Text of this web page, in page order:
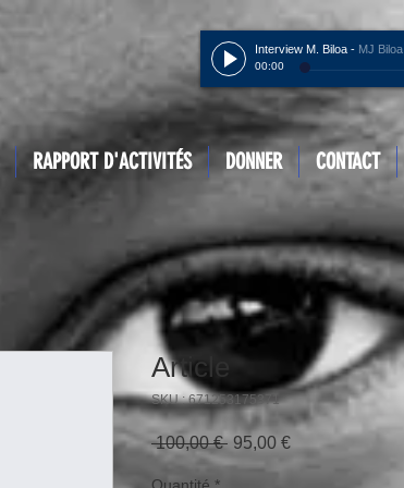
Interview M. Biloa - MJ Biloa
00:00
RAPPORT D'ACTIVITÉS DONNER CONTACT
Article
SKU : 671253175371
100,00 € Prix
95,00 €Prix
Quantité *